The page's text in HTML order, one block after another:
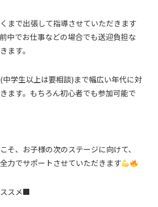
まで出張して指導させていただきます
中でお仕事などの場合でも送迎負担な
ます。
学生以上は要相談)まで幅広い年代に対
ます。もちろん初心者でも参加可能で
そ、お子様の次のステージに向けて、
力でサポートさせていただきます
スメ■